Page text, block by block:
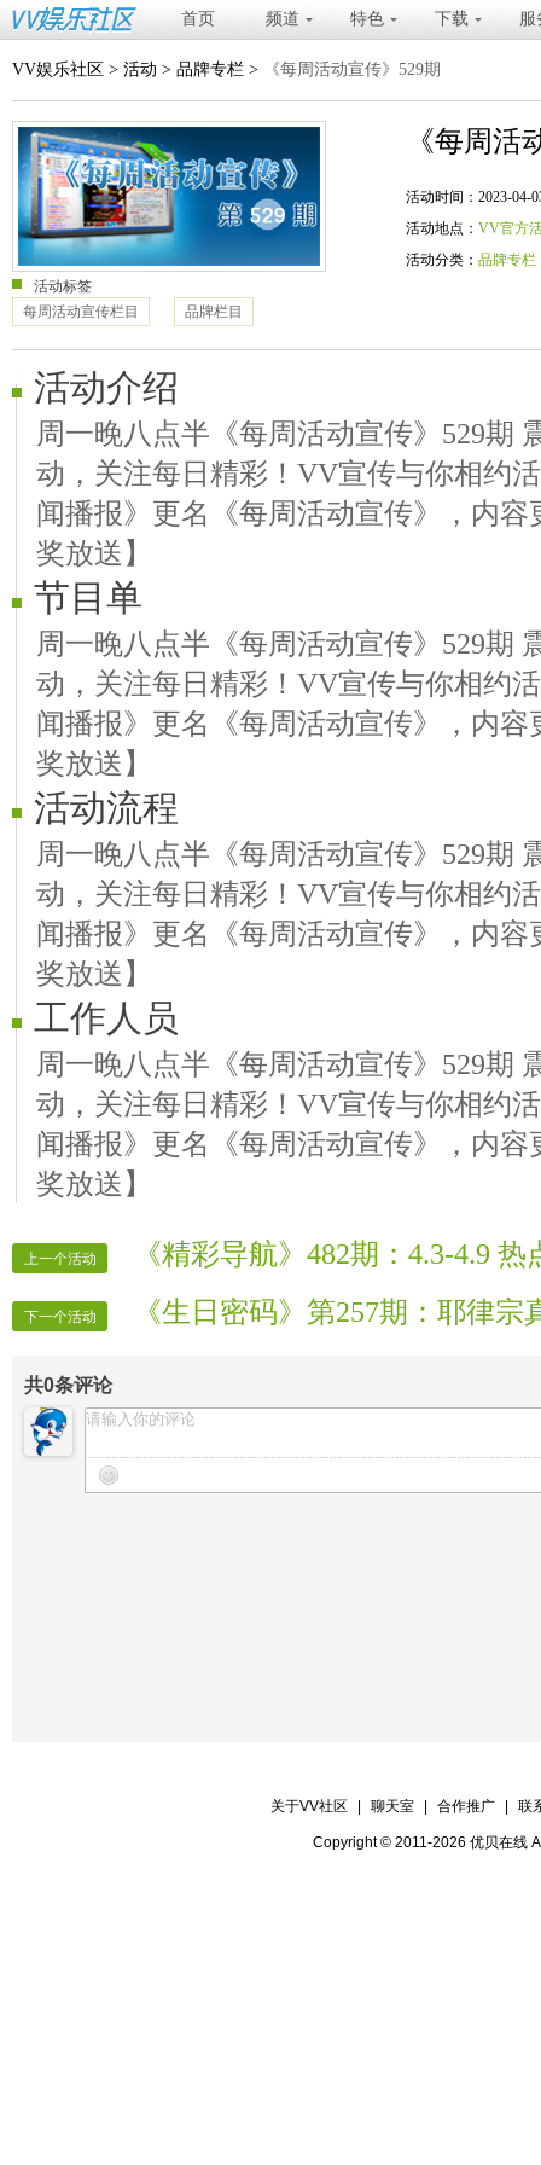
首页 频道 特色 下载 服
VV娱乐社区 > 活动 > 品牌专栏 > 《每周活动宣传》529期
《每周活
活动时间：2023-04-
活动地点： VV官方
活动分类： 品牌专栏
活动标签
每周活动宣传栏目
品牌栏目
活动介绍
周一晚八点半《每周活动宣传》529期
动，关注每日精彩！VV宣传与你相约
闻播报》更名《每周活动宣传》，内
奖放送】
节目单
周一晚八点半《每周活动宣传》529期
动，关注每日精彩！VV宣传与你相约
闻播报》更名《每周活动宣传》，内
奖放送】
活动流程
周一晚八点半《每周活动宣传》529期
动，关注每日精彩！VV宣传与你相约
闻播报》更名《每周活动宣传》，内
奖放送】
工作人员
周一晚八点半《每周活动宣传》529期
动，关注每日精彩！VV宣传与你相约
闻播报》更名《每周活动宣传》，内
奖放送】
上一个活动 《精彩导航》482期：4.3-4.9
下一个活动 《生日密码》第257期：耶律宗
共0条评论
关于VV社区 聊天室 合作推广 联
Copyright © 2011-2026 优贝在线